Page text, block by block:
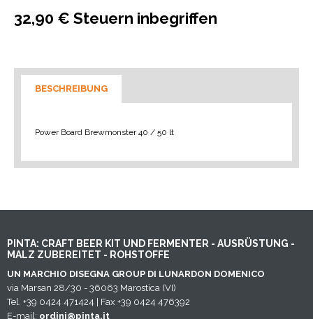
32,90 € Steuern inbegriffen
BESCHREIBUNG
Power Board Brewmonster 40 / 50 lt
PINTA: CRAFT BEER KIT UND FERMENTER - AUSRÜSTUNG -
MALZ ZUBEREITET - ROHSTOFFE
UN MARCHIO DISEGNA GROUP DI LUNARDON DOMENICO
via Marsan 28/30 - 36063 Marostica (VI)
Tel. +39 0424 471424 | Fax +39 0424 476392
E-mail: ordini@pinta.it